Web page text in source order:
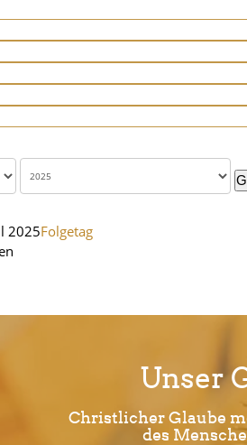
2025Folgetag
Unser
Christlicher Glaube
des